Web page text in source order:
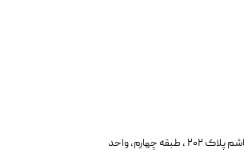
​​بزرگراه شهید سلیمانی، خیابان بنی هاشم پلاک ۲۰۲ ، طبقه چهارم، واحد